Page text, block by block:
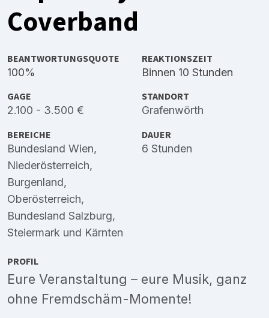
Coverband
BEANTWORTUNGSQUOTE
100%
REAKTIONSZEIT
Binnen 10 Stunden
GAGE
2.100 - 3.500 €
STANDORT
Grafenwörth
BEREICHE
Bundesland Wien,
Niederösterreich,
Burgenland,
Oberösterreich,
Bundesland Salzburg,
Steiermark und Kärnten
DAUER
6 Stunden
PROFIL
Eure Veranstaltung – eure Musik, ganz
ohne Fremdschäm-Momente!